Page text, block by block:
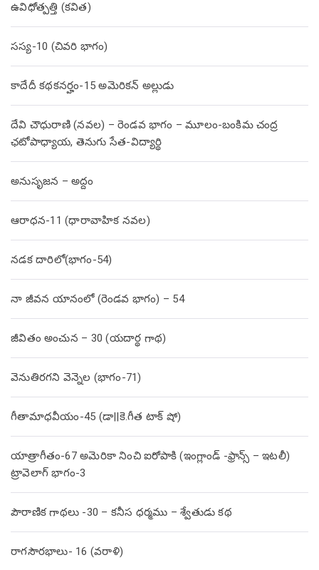
ఉవిధోత్పత్తి (కవిత)
సస్య-10 (చివరి భాగం)
కాదేదీ కథకనర్హం-15 అమెరికన్ అల్లుడు
దేవి చౌధురాణి (నవల) – రెండవ భాగం – మూలం-బంకిమ చంద్ర
ఛటోపాధ్యాయ, తెనుగు సేత-విద్యార్థి
అనుసృజన – అద్దం
ఆరాధన-11 (ధారావాహిక నవల)
నడక దారిలో(భాగం-54)
నా జీవన యానంలో (రెండవ భాగం) – 54
జీవితం అంచున – 30 (యదార్థ గాథ)
వెనుతిరగని వెన్నెల (భాగం-71)
గీతామాధవీయం-45 (డా||కె.గీత టాక్ షో)
యాత్రాగీతం-67 అమెరికా నించి ఐరోపాకి (ఇంగ్లాండ్ -ఫ్రాన్స్ – ఇటలీ)
ట్రావెలాగ్ భాగం-3
పౌరాణిక గాథలు -30 – కనీస ధర్మము – శ్వేతుడు కథ
రాగసౌరభాలు- 16 (వరాళి)